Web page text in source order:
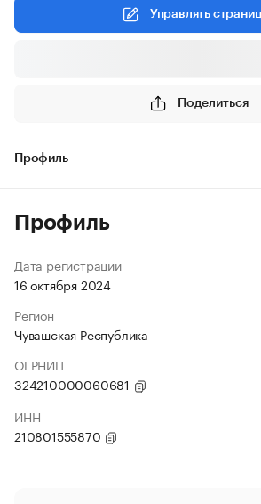
Управлять
Поделиться
Профиль
Профиль
Дата регистрации
16 октября 2024
Регион
Чувашская Республика
ОГРНИП
324210000060681
ИНН
210801555870